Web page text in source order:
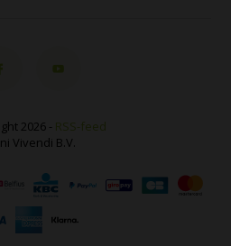
2026 - RSS-feed
Vivendi B.V.